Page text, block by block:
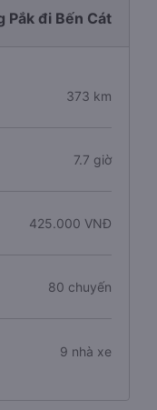
Pắk đi Bến Cát
373 km
7.7 giờ
425.000 VNĐ
80 chuyến
9 nhà xe